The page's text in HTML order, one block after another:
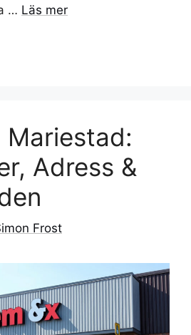
… Läs mer
Mariestad:
Adress &
Frost